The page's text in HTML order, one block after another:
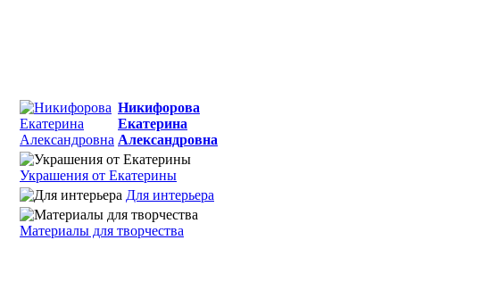
Никифорова
Екатерина
Александровна
Украшения от Екатерины
Для интерьера
Материалы для творчества